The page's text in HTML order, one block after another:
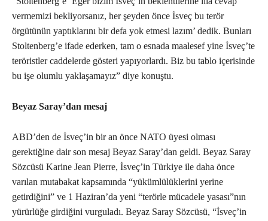
vermemizi bekliyorsanız, her şeyden önce İsveç bu terör
örgütünün yaptıklarını bir defa yok etmesi lazım’ dedik. Bunları
Stoltenberg’e ifade ederken, tam o esnada maalesef yine İsveç’te
teröristler caddelerde gösteri yapıyorlardı. Biz bu tablo içerisinde
bu işe olumlu yaklaşamayız” diye konuştu.
Beyaz Saray’dan mesaj
ABD’den de İsveç’in bir an önce NATO üyesi olması
gerektiğine dair son mesaj Beyaz Saray’dan geldi. Beyaz Saray
Sözcüsü Karine Jean Pierre, İsveç’in Türkiye ile daha önce
varılan mutabakat kapsamında “yükümlülüklerini yerine
getirdiğini” ve 1 Haziran’da yeni “terörle mücadele yasası”nın
yürürlüğe girdiğini vurguladı. Beyaz Saray Sözcüsü, “İsveç’in